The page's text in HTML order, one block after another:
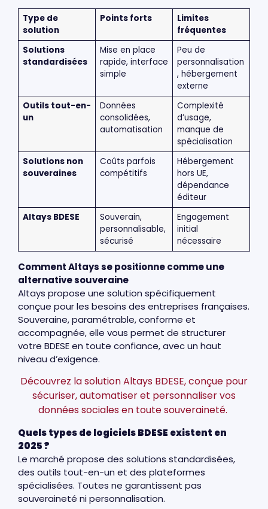
Type de
solution
Points forts
Limites
fréquentes
Solutions
standardisées
Mise en place
rapide, interface
simple
Peu de
personnalisation
, hébergement
externe
Outils tout-en-
un
Données
consolidées,
automatisation
Complexité
d’usage,
manque de
spécialisation
Solutions non
souveraines
Coûts parfois
compétitifs
Hébergement
hors UE,
dépendance
éditeur
Altays BDESE
Souverain,
personnalisable,
sécurisé
Engagement
initial
nécessaire
Comment Altays se positionne comme une
alternative souveraine
Altays propose une solution spécifiquement
conçue pour les besoins des entreprises françaises.
Souveraine, paramétrable, conforme et
accompagnée, elle vous permet de structurer
votre BDESE en toute confiance, avec un haut
niveau d’exigence.
Découvrez la solution Altays BDESE, conçue pour
sécuriser, automatiser et personnaliser vos
données sociales en toute souveraineté.
Quels types de logiciels BDESE existent en
2025 ?
Le marché propose des solutions standardisées,
des outils tout-en-un et des plateformes
spécialisées. Toutes ne garantissent pas
souveraineté ni personnalisation.